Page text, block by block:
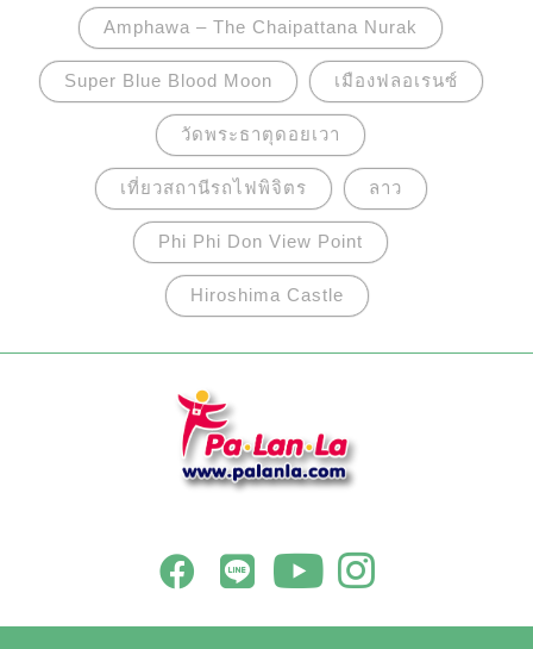
แรงบันดาลใจให้กับผลงานเรื่อง “คนค่อมแห่งนอร์ท-
ดาม” (The Hunchback of Notre Dame) ของวิกเตอร์
อูโก นักเขียนชาวฝรั่งเศสชื่อดัง ซึ่งหนังสือเล่มนี้ ภาย
หลังโด่งดังไปทั่วโลกทั้งในฐานะของภาพยนตร์และ
การ์ตูนอนิเมชั่น ของวอลล์ ดีสนีย์
Amphawa – The Chaipattana Nurak
Super Blue Blood Moon เมืองฟลอเรนซ์
วัดพระธาตุดอยเวา
เที่ยวสถานีรถไฟพิจิตร ลาว
Phi Phi Don View Point
Hiroshima Castle